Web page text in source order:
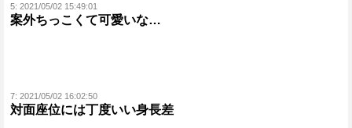
5: 2021/05/02 15:49:01
案外ちっこくて可愛いな…
7: 2021/05/02 16:02:50
対面座位には丁度いい身長差